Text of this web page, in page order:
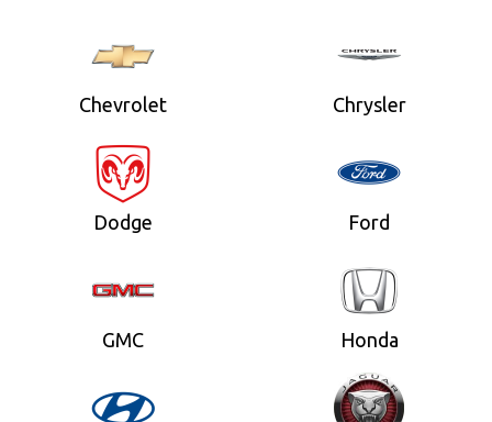
Chevrolet Chrysler
Dodge Ford
GMC Honda